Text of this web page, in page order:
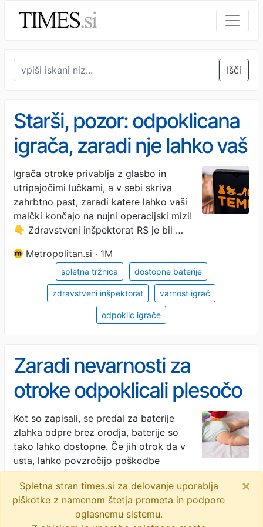
Išči
Starši, pozor: odpoklicana
igrača, zaradi nje lahko vaš
otrok pristane na
operacijski mizi
Igrača otroke privablja z glasbo in
utripajočimi lučkami, a v sebi skriva
zahrbtno past, zaradi katere lahko vaši
malčki končajo na nujni operacijski mizi!
👇 Zdravstveni inšpektorat RS je bil …
Metropolitan.si · 1M
spletna tržnica dostopne baterije
zdravstveni inšpektorat varnost igrač
odpoklic igrače
Zaradi nevarnosti za
otroke odpoklicali plesočo
račko iz Temuja
Kot so zapisali, se predal za baterije
zlahka odpre brez orodja, baterije so
tako lahko dostopne. Če jih otrok da v
usta, lahko povzročijo poškodbe
prebavil, so opozorili. Inšpektorat kupcem …
Dnevnik · 1M
odpoklic igrača plesoča račka
Spletna stran times.si za delovanje uporablja
piškotke z namenom štetja prometa in podpore
oglasnemu sistemu.
×